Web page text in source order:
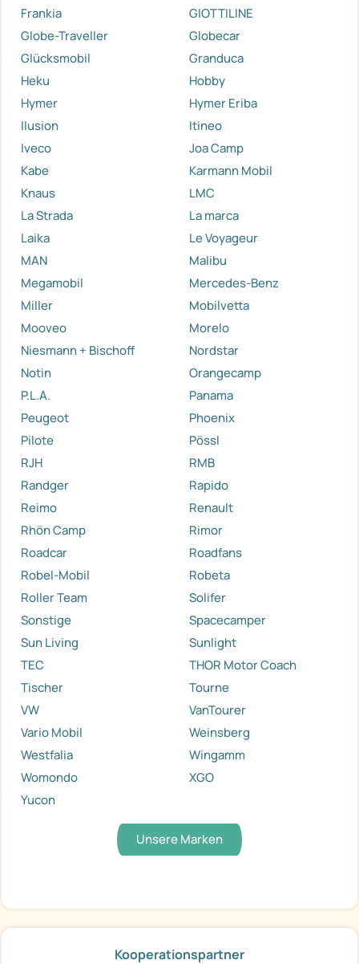
Frankia
GIOTTILINE
Globe-Traveller
Globecar
Glücksmobil
Granduca
Heku
Hobby
Hymer
Hymer Eriba
Ilusion
Itineo
Iveco
Joa Camp
Kabe
Karmann Mobil
Knaus
LMC
La Strada
La marca
Laika
Le Voyageur
MAN
Malibu
Megamobil
Mercedes-Benz
Miller
Mobilvetta
Mooveo
Morelo
Niesmann + Bischoff
Nordstar
Notin
Orangecamp
P.L.A.
Panama
Peugeot
Phoenix
Pilote
Pössl
RJH
RMB
Randger
Rapido
Reimo
Renault
Rhön Camp
Rimor
Roadcar
Roadfans
Robel-Mobil
Robeta
Roller Team
Solifer
Sonstige
Spacecamper
Sun Living
Sunlight
TEC
THOR Motor Coach
Tischer
Tourne
VW
VanTourer
Vario Mobil
Weinsberg
Westfalia
Wingamm
Womondo
XGO
Yucon
Unsere Marken
Kooperationspartner